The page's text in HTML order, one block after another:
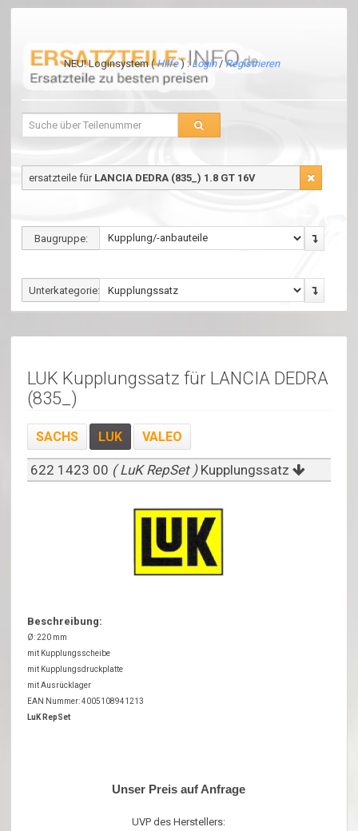
NEU! Loginsystem (Hilfe) :Login/Registrieren
ersatzteile für LANCIA DEDRA (835_) 1.8 GT 16V
Baugruppe:
Unterkategorie:
LUK Kupplungssatz für LANCIA DEDRA
(835_)
SACHS LUK VALEO
622 1423 00 ( LuK RepSet ) Kupplungssatz
Beschreibung:
Ø: 220 mm
mit Kupplungsscheibe
mit Kupplungsdruckplatte
mit Ausrücklager
EAN Nummer: 4005108941213
LuK RepSet
Unser Preis auf Anfrage
UVP des Herstellers: